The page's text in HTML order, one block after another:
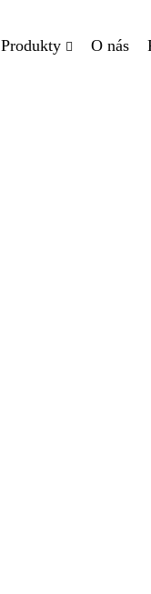
Produkty O nás